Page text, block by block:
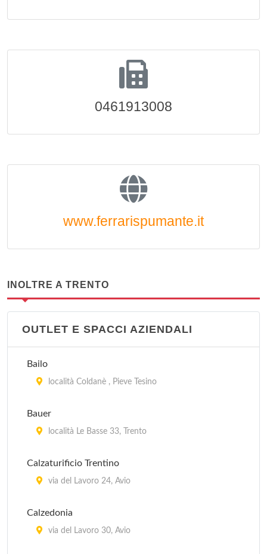
0461913008
www.ferrarispumante.it
INOLTRE A TRENTO
OUTLET E SPACCI AZIENDALI
Bailo
località Coldanè , Pieve Tesino
Bauer
località Le Basse 33, Trento
Calzaturificio Trentino
via del Lavoro 24, Avio
Calzedonia
via del Lavoro 30, Avio